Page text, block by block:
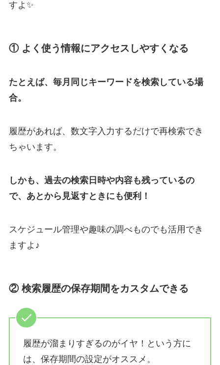
すよ✨
① よく使う情報にアクセスしやすくなる
たとえば、毎月同じキーワードを検索している場
合。
履歴があれば、数文字入力するだけで再検索でき
ちゃいます。
しかも、過去の検索日時や内容も残っているの
で、あとから見返すときにも便利！
スケジュール管理や趣味の調べものでも活用でき
ますよ♪
② 検索履歴の保存期間をカスタムできる
履歴が溜まりすぎるのがイヤ！という方に
は、保存期間の設定がオススメ。